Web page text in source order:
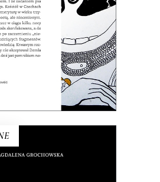
DO KOSZYKA
mogą być podłożem
literatury.
zł 21.50zł